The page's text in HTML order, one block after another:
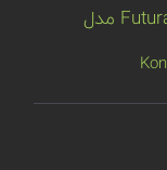
ابزار صعود پای چپ کونگ سری Futura Foot مدل